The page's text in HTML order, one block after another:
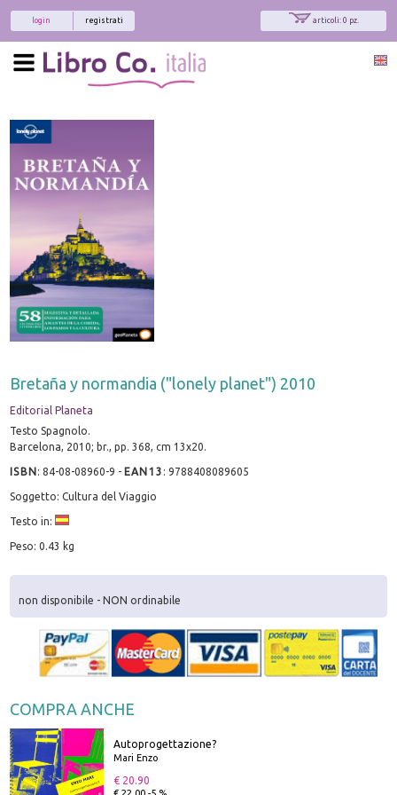
articoli: 0 pz.
registrati
login
Bretaña y normandia ("lonely planet") 2010
Editorial Planeta
Testo Spagnolo.
Barcelona, 2010; br., pp. 368, cm 13x20.
ISBN:84-08-08960-9 - EAN13 :9788408089605
Soggetto: Cultura del Viaggio
Testo in:
Peso: 0.43 kg
non disponibile - NON ordinabile
COMPRA ANCHE
Autoprogettazione?
Mari Enzo
€ 20.90
€ 22.00 -5 %